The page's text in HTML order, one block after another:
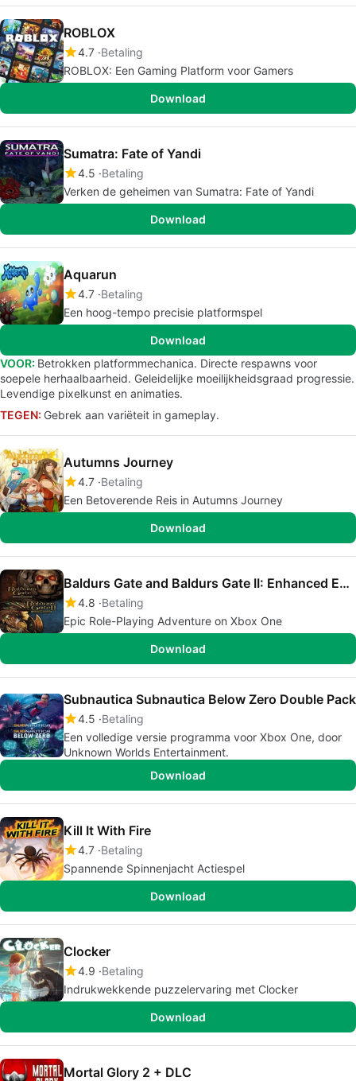
ROBLOX
4.7 Betaling
ROBLOX: Een Gaming Platform voor Gamers
Download
Sumatra: Fate of Yandi
4.5 Betaling
Verken de geheimen van Sumatra: Fate of Yandi
Download
Aquarun
4.7 Betaling
Een hoog-tempo precisie platformspel
Download
VOOR: Betrokken platformmechanica. Directe respawns voor
soepele herhaalbaarheid. Geleidelijke moeilijkheidsgraad progressie.
Levendige pixelkunst en animaties.
TEGEN: Gebrek aan variëteit in gameplay.
Autumns Journey
4.7 Betaling
Een Betoverende Reis in Autumns Journey
Download
Baldurs Gate and Baldurs Gate II: Enhanced Editions
4.8 Betaling
Epic Role-Playing Adventure on Xbox One
Download
Subnautica Subnautica Below Zero Double Pack
4.5 Betaling
Een volledige versie programma voor Xbox One, door
Unknown Worlds Entertainment.
Download
Kill It With Fire
4.7 Betaling
Spannende Spinnenjacht Actiespel
Download
Clocker
4.9 Betaling
Indrukwekkende puzzelervaring met Clocker
Download
Mortal Glory 2 + DLC